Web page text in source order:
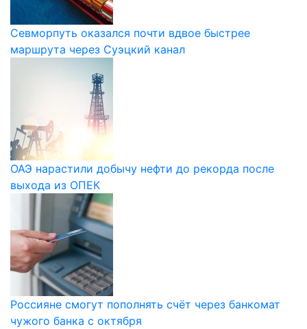
Севморпуть оказался почти вдвое быстрее
маршрута через Суэцкий канал
ОАЭ нарастили добычу нефти до рекорда после
выхода из ОПЕК
Россияне смогут пополнять счёт через банкомат
чужого банка с октября